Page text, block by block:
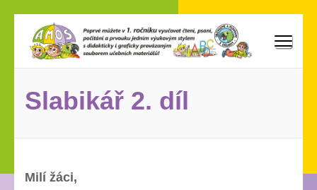
Přeskočit
obsah
Enter)AMOS
provázaným souborem učebních materiálů!
Slabikář 2. díl
Milí žáci,